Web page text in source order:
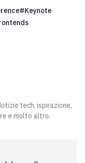
Keynote
tech, ispirazione,
e molto altro.